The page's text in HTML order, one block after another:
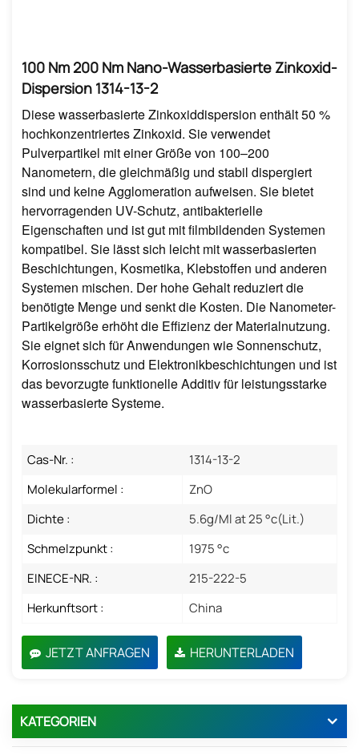
100 Nm 200 Nm Nano-Wasserbasierte Zinkoxid-
Dispersion 1314-13-2
Diese wasserbasierte Zinkoxiddispersion enthält 50 %
hochkonzentriertes Zinkoxid. Sie verwendet
Pulverpartikel mit einer Größe von 100–200
Nanometern, die gleichmäßig und stabil dispergiert
sind und keine Agglomeration aufweisen. Sie bietet
hervorragenden UV-Schutz, antibakterielle
Eigenschaften und ist gut mit filmbildenden Systemen
kompatibel. Sie lässt sich leicht mit wasserbasierten
Beschichtungen, Kosmetika, Klebstoffen und anderen
Systemen mischen. Der hohe Gehalt reduziert die
benötigte Menge und senkt die Kosten. Die Nanometer-
Partikelgröße erhöht die Effizienz der Materialnutzung.
Sie eignet sich für Anwendungen wie Sonnenschutz,
Korrosionsschutz und Elektronikbeschichtungen und ist
das bevorzugte funktionelle Additiv für leistungsstarke
wasserbasierte Systeme.
Cas-Nr. :
1314-13-2
Molekularformel :
ZnO
Dichte :
5.6g/Ml at 25 °c(Lit.)
Schmelzpunkt :
1975 °c
EINECE-NR. :
215-222-5
Herkunftsort :
China
JETZT ANFRAGEN HERUNTERLADEN
KATEGORIEN